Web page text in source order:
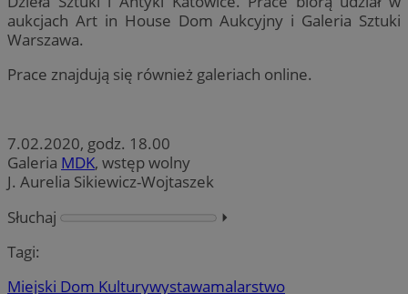
aukcjach Art in House Dom Aukcyjny i Galeria Sztuki
Warszawa.
Prace znajdują się również galeriach online.
7.02.2020, godz. 18.00
Galeria MDK, wstęp wolny
J. Aurelia Sikiewicz-Wojtaszek
Słuchaj
⏵︎
Tagi:
Miejski Dom Kulturywystawamalarstwo